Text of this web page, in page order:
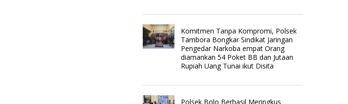
Komitmen Tanpa Kompromi, Polsek
Tambora Bongkar Sindikat Jaringan
Pengedar Narkoba empat Orang
diamankan 54 Poket BB dan Jutaan
Rupiah Uang Tunai ikut Disita
Polsek Bolo Berhasil Meringkus